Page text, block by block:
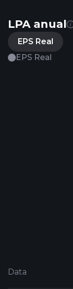
LPA anual
EPS Real
EPS Real
Data